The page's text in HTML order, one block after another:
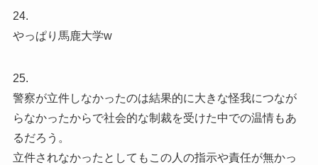
24.
やっぱり馬鹿大学w
25.
警察が立件しなかったのは結果的に大きな怪我につなが
らなかったからで社会的な制裁を受けた中での温情もあ
るだろう。
立件されなかったとしてもこの人の指示や責任が無かっ